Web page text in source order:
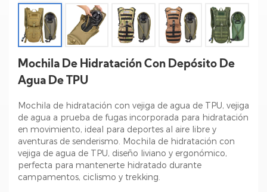
Mochila De Hidratación Con Depósito De
Agua De TPU
Mochila de hidratación con vejiga de agua de TPU, vejiga
de agua a prueba de fugas incorporada para hidratación
en movimiento, ideal para deportes al aire libre y
aventuras de senderismo. Mochila de hidratación con
vejiga de agua de TPU, diseño liviano y ergonómico,
perfecta para mantenerte hidratado durante
campamentos, ciclismo y trekking.